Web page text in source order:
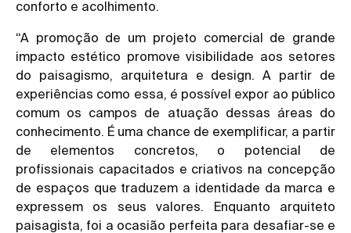
conforto e acolhimento.
“A promoção de um projeto comercial de grande
impacto estético promove visibilidade aos setores
do paisagismo, arquitetura e design. A partir de
experiências como essa, é possível expor ao público
comum os campos de atuação dessas áreas do
conhecimento. É uma chance de exemplificar, a partir
de elementos concretos, o potencial de
profissionais capacitados e criativos na concepção
de espaços que traduzem a identidade da marca e
expressem os seus valores. Enquanto arquiteto
paisagista, foi a ocasião perfeita para desafiar-se e